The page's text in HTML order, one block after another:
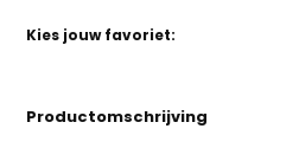
Kies jouw favoriet:
Productomschrijving